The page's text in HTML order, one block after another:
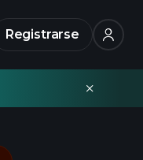
Registrarse